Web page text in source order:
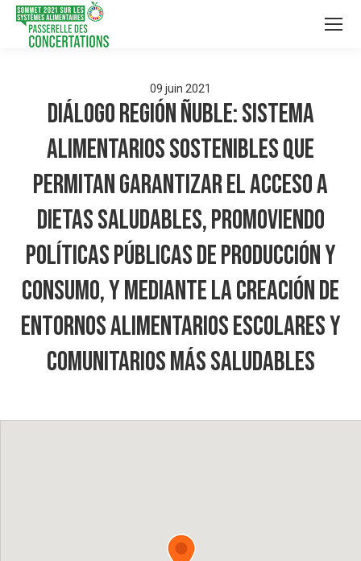
09 juin 2021
Diálogo Región Ñuble: Sistema
alimentarios sostenibles que
permitan garantizar el acceso a
dietas saludables, promoviendo
políticas públicas de producción y
consumo, y mediante la creación de
entornos alimentarios escolares y
comunitarios más saludables